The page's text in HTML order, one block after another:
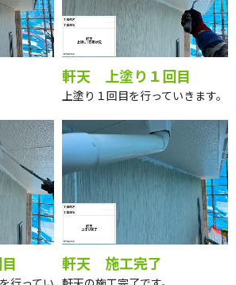
軒天 上塗り１回目
上塗り１回目を行っていきます。
軒天 施工完了